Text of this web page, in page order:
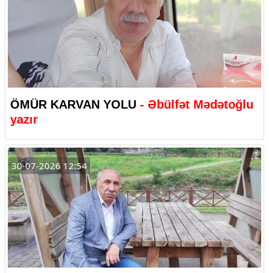
ÖMÜR KARVAN YOLU - Əbülfət Mədətoğlu
yazır
30-07-2026 12:54